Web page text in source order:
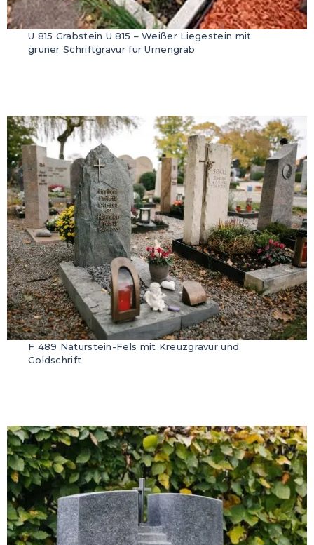
U 815 Grabstein U 815 – Weißer Liegestein mit
grüner Schriftgravur für Urnengrab
F 489 Naturstein-Fels mit Kreuzgravur und
Goldschrift